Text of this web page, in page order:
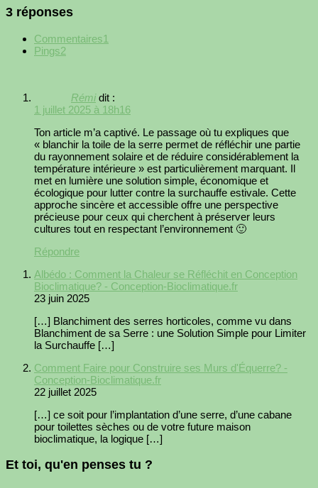
3 réponses
Commentaires1
Pings2
Rémi dit :
1 juillet 2025 à 18h16
Ton article m’a captivé. Le passage où tu expliques que
« blanchir la toile de la serre permet de réfléchir une partie
du rayonnement solaire et de réduire considérablement la
température intérieure » est particulièrement marquant. Il
met en lumière une solution simple, économique et
écologique pour lutter contre la surchauffe estivale. Cette
approche sincère et accessible offre une perspective
précieuse pour ceux qui cherchent à préserver leurs
cultures tout en respectant l’environnement 🙂
Répondre
Albédo : Comment la Chaleur se Réfléchit en Conception
Bioclimatique? - Conception-Bioclimatique.fr
23 juin 2025
[…] Blanchiment des serres horticoles, comme vu dans
Blanchiment de sa Serre : une Solution Simple pour Limiter
la Surchauffe […]
Comment Faire pour Construire ses Murs d'Équerre? -
Conception-Bioclimatique.fr
22 juillet 2025
[…] ce soit pour l’implantation d’une serre, d’une cabane
pour toilettes sèches ou de votre future maison
bioclimatique, la logique […]
Et toi, qu'en penses tu ?